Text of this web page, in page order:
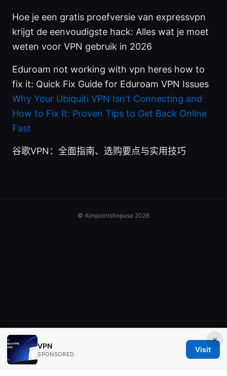
Hoe je een gratis proefversie van expressvpn
krijgt de eenvoudigste hack: Alles wat je moet
weten voor VPN gebruik in 2026
Eduroam not working with vpn heres how to
fix it: Quick Fix Guide for Eduroam VPN Issues
Why Your Ubiquiti VPN Isn't Connecting and
How to Fix It: Proven Tips to Get Back Online
Fast
谷歌VPN：全面指南、选购要点与实用技巧
×
VPN
SPONSORED
Visit
© Aimpointshopusa 2026